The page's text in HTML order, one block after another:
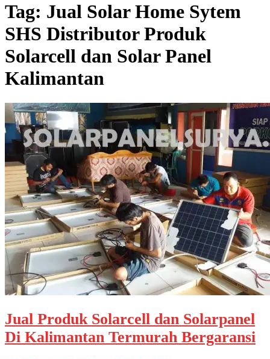
Tag: Jual Solar Home Sytem
SHS Distributor Produk
Solarcell dan Solar Panel
Kalimantan
Jual Produk Solarcell dan Solarpanel
Di Kalimantan Termurah Bergaransi